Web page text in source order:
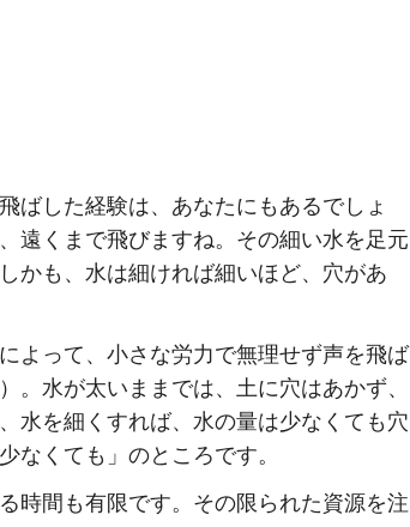
ばした経験は、あなたにもあるでしょ
遠くまで飛びますね。その細い水を足元
かも、水は細ければ細いほど、穴があ
よって、小さな労力で無理せず声を飛ば
。水が太いままでは、土に穴はあかず、
水を細くすれば、水の量は少なくても穴
なくても」のところです。
時間も有限です。その限られた資源を注